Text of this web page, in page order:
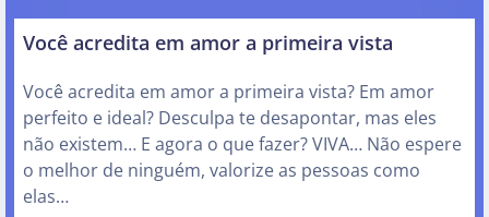
Você acredita em amor a primeira vista
Você acredita em amor a primeira vista? Em amor
perfeito e ideal? Desculpa te desapontar, mas eles
não existem… E agora o que fazer? VIVA… Não espere
o melhor de ninguém, valorize as pessoas como
elas…